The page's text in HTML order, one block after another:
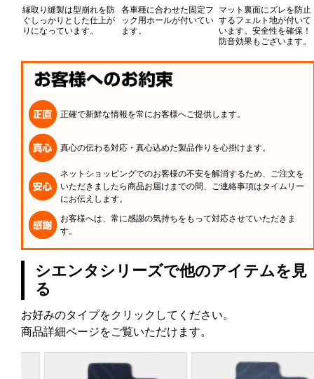
縁取り縫製は型崩れを防
ぐしっかりとした仕上が
りになっています。
各車種に合わせた固定フ
ック用ホールが付いてい
ます。
マット裏面にズレを防止
するフェルト地が付いて
います。安全性を確保！
防音効果もございます。
正確で新鮮な情報を常にお客様へご提供します。
真心の伝わる対応・真心込めた製品作りを心掛けます。
ネットショッピングでのお客様の不安を解消するため、ご注文を
いただきましたら商品お届けまでの間、ご連絡事項はタイムリー
にお伝えします。
お客様へは、常に感謝の気持ちをもって対応させていただきま
す。
シエンタシリーズで他のアイテムを見
る
お好みのタイプをクリックしてください。
商品詳細ページをご覧いただけます。